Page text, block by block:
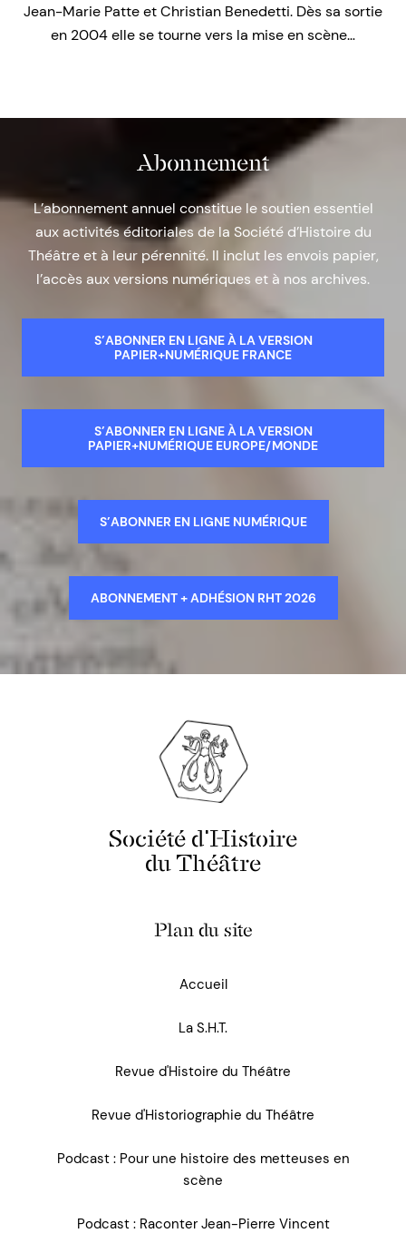
Jean-Marie Patte et Christian Benedetti. Dès sa sortie
en 2004 elle se tourne vers la mise en scène…
Abonnement
L’abonnement annuel constitue le soutien essentiel
aux activités éditoriales de la Société d’Histoire du
Théâtre et à leur pérennité. Il inclut les envois papier,
l’accès aux versions numériques et à nos archives.
S’ABONNER EN LIGNE À LA VERSION
PAPIER+NUMÉRIQUE FRANCE
S’ABONNER EN LIGNE À LA VERSION
PAPIER+NUMÉRIQUE EUROPE/MONDE
S’ABONNER EN LIGNE NUMÉRIQUE
ABONNEMENT + ADHÉSION RHT 2026
Société d'Histoire
du Théâtre
Plan du site
Accueil
La S.H.T.
Revue d'Histoire du Théâtre
Revue d'Historiographie du Théâtre
Podcast : Pour une histoire des metteuses en
scène
Podcast : Raconter Jean-Pierre Vincent